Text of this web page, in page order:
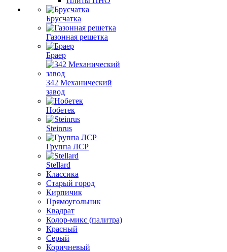
Брусчатка
Газонная решетка
Браер
342 Механический
завод
Нобетек
Steinrus
Группа ЛСР
Stellard
Классика
Старый город
Кирпичик
Прямоугольник
Квадрат
Колор-микс (палитра)
Красный
Серый
Коричневый